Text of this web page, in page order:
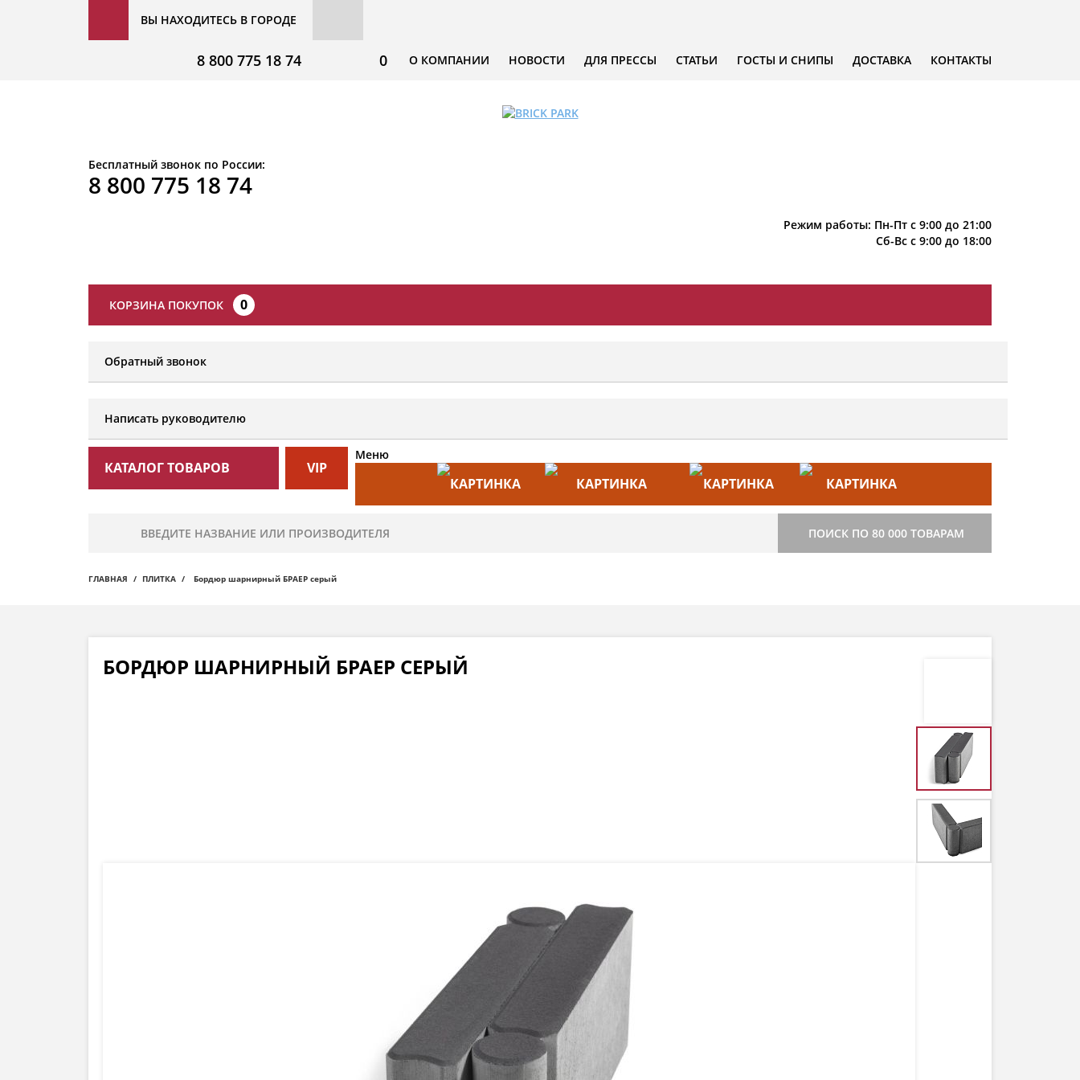
ВЫ НАХОДИТЕСЬ В ГОРОДЕ
О КОМПАНИИ НОВОСТИ ДЛЯ ПРЕССЫ СТАТЬИ ГОСТЫ И СНИПЫ ДОСТАВКА КОНТАКТЫ
0
8 800 775 18 74
Бесплатный звонок по России:
8 800 775 18 74
Режим работы: Пн-Пт с 9:00 до 21:00
Сб-Вс с 9:00 до 18:00
КОРЗИНА ПОКУПОК 0
Обратный звонок
Написать руководителю
КАТАЛОГ ТОВАРОВ VIP
Меню
СТРОИТЕЛЬСТВО
ПОИСК ПО 80 000 ТОВАРАМ
ГЛАВНАЯ ПЛИТКА Бордюр шарнирный БРАЕР серый
БОРДЮР ШАРНИРНЫЙ БРАЕР СЕРЫЙ